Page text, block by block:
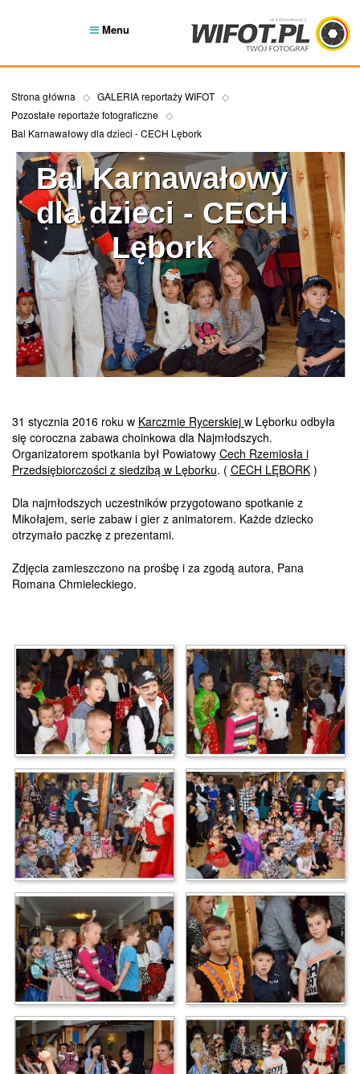
Menu
Strona główna
GALERIA reportaży WIFOT
Pozostałe reportaże fotograficzne
Bal Karnawałowy dla dzieci - CECH Lębork
Bal Karnawałowy
dla dzieci - CECH
Lębork
31 stycznia 2016 roku w Karczmie Rycerskiej w Lęborku odbyła
się coroczna zabawa choinkowa dla Najmłodszych.
Organizatorem spotkania był Powiatowy Cech Rzemiosła i
Przedsiębiorczości z siedzibą w Lęborku. ( CECH LĘBORK)
Dla najmłodszych uczestników przygotowano spotkanie z
Mikołajem, serie zabaw i gier z animatorem. Każde dziecko
otrzymało paczkę z prezentami.
Zdjęcia zamieszczono na prośbę i za zgodą autora, Pana
Romana Chmieleckiego.